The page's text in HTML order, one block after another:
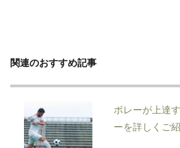
関連のおすすめ記事
ボレーが上達
ーを詳しくご